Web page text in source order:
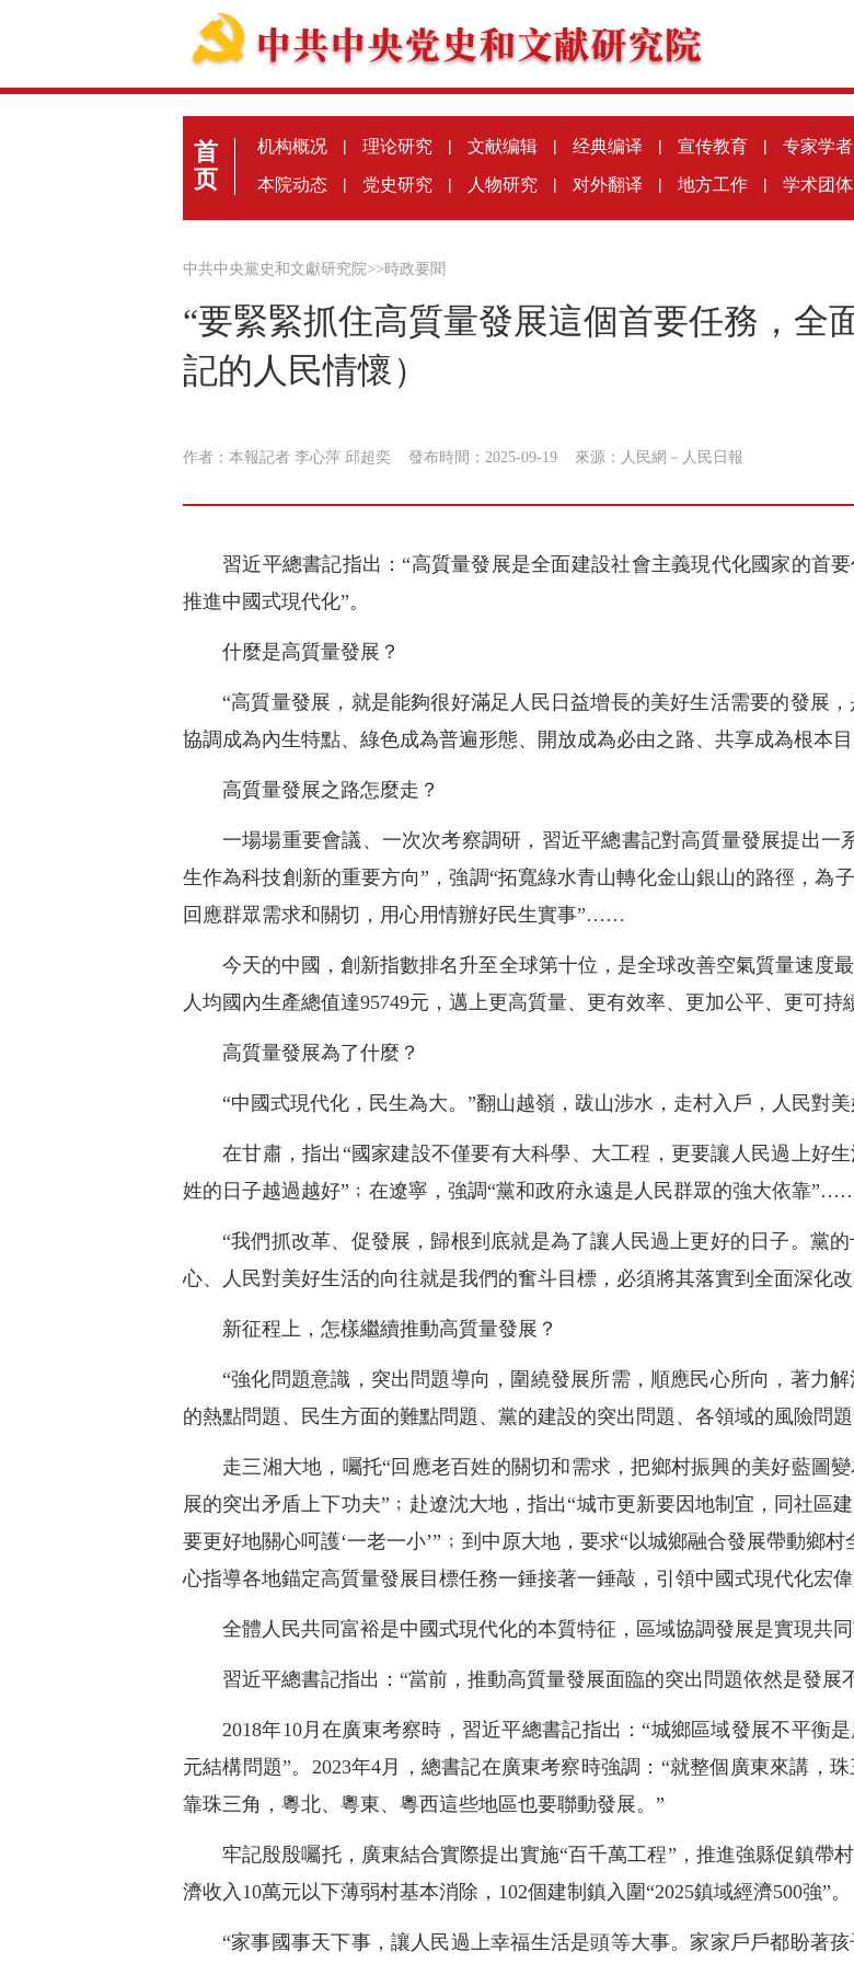
首
页
机构概况 | 理论研究 | 文献编辑 | 经典编译 | 宣传教育 | 专家学者
本院动态 | 党史研究 | 人物研究 | 对外翻译 | 地方工作 | 学术团体
中共中央黨史和文獻研究院>>時政要聞
“要緊緊抓住高質量發展這個首要任務，全
記的人民情懷）
作者：本報記者 李心萍 邱超奕 發布時間：2025-09-19 來源： 人民網－人民日報
習近平總書記指出：“高質量發展是全面建設社會主義現代化國家的首
推進中國式現代化”。
什麼是高質量發展？
“高質量發展，就是能夠很好滿足人民日益增長的美好生活需要的發展
協調成為內生特點、綠色成為普遍形態、開放成為必由之路、共享成為根本
高質量發展之路怎麼走？
一場場重要會議、一次次考察調研，習近平總書記對高質量發展提出一
生作為科技創新的重要方向”，強調“拓寬綠水青山轉化金山銀山的路徑，為
回應群眾需求和關切，用心用情辦好民生實事”……
今天的中國，創新指數排名升至全球第十位，是全球改善空氣質量速度
人均國內生產總值達95749元，邁上更高質量、更有效率、更加公平、更可持
高質量發展為了什麼？
“中國式現代化，民生為大。”翻山越嶺，跋山涉水，走村入戶，人民對
在甘肅，指出“國家建設不僅要有大科學、大工程，更要讓人民過上好
姓的日子越過越好”﹔在遼寧，強調“黨和政府永遠是人民群眾的強大依靠
“我們抓改革、促發展，歸根到底就是為了讓人民過上更好的日子。黨
心、人民對美好生活的向往就是我們的奮斗目標，必須將其落實到全面深化
新征程上，怎樣繼續推動高質量發展？
“強化問題意識，突出問題導向，圍繞發展所需，順應民心所向，著力
的熱點問題、民生方面的難點問題、黨的建設的突出問題、各領域的風險問題
走三湘大地，囑托“回應老百姓的關切和需求，把鄉村振興的美好藍圖
展的突出矛盾上下功夫”﹔赴遼沈大地，指出“城市更新要因地制宜，同社區
要更好地關心呵護‘一老一小’”﹔到中原大地，要求“以城鄉融合發展帶動
心指導各地錨定高質量發展目標任務一錘接著一錘敲，引領中國式現代化宏偉
全體人民共同富裕是中國式現代化的本質特征，區域協調發展是實現共同
習近平總書記指出：“當前，推動高質量發展面臨的突出問題依然是發展
2018年10月在廣東考察時，習近平總書記指出：“城鄉區域發展不平衡
元結構問題”。2023年4月，總書記在廣東考察時強調：“就整個廣東來講，
靠珠三角，粵北、粵東、粵西這些地區也要聯動發展。”
牢記殷殷囑托，廣東結合實際提出實施“百千萬工程”，推進強縣促鎮帶
濟收入10萬元以下薄弱村基本消除，102個建制鎮入圍“2025鎮域經濟500強”。
“家事國事天下事，讓人民過上幸福生活是頭等大事。家家戶戶都盼著